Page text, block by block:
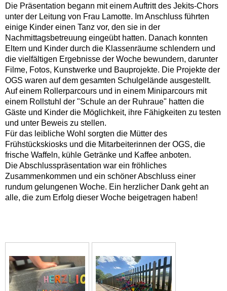
Die Präsentation begann mit einem Auftritt des Jekits-Chors
unter der Leitung von Frau Lamotte. Im Anschluss führten
einige Kinder einen Tanz vor, den sie in der
Nachmittagsbetreuung eingeübt hatten. Danach konnten
Eltern und Kinder durch die Klassenräume schlendern und
die vielfältigen Ergebnisse der Woche bewundern, darunter
Filme, Fotos, Kunstwerke und Bauprojekte. Die Projekte der
OGS waren auf dem gesamten Schulgelände ausgestellt.
Auf einem Rollerparcours und in einem Miniparcours mit
einem Rollstuhl der "Schule an der Ruhraue" hatten die
Gäste und Kinder die Möglichkeit, ihre Fähigkeiten zu testen
und unter Beweis zu stellen.
Für das leibliche Wohl sorgten die Mütter des
Frühstückskiosks und die Mitarbeiterinnen der OGS, die
frische Waffeln, kühle Getränke und Kaffee anboten.
Die Abschlusspräsentation war ein fröhliches
Zusammenkommen und ein schöner Abschluss einer
rundum gelungenen Woche. Ein herzlicher Dank geht an
alle, die zum Erfolg dieser Woche beigetragen haben!